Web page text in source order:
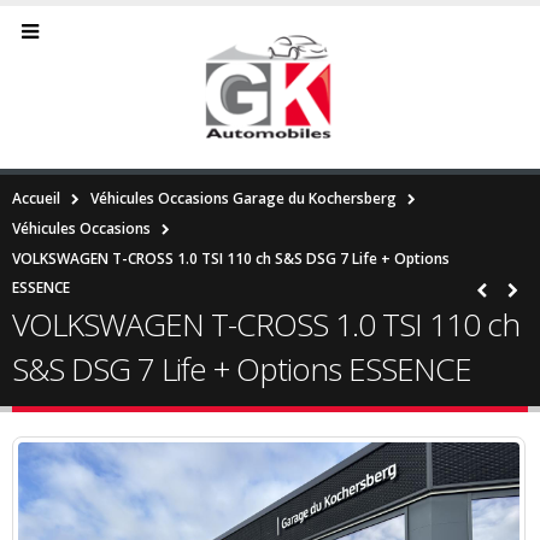
Accueil
Véhicules Occasions Garage du Kochersberg
Véhicules Occasions
VOLKSWAGEN T-CROSS 1.0 TSI 110 ch S&S DSG 7 Life + Options
ESSENCE
VOLKSWAGEN T-CROSS 1.0 TSI 110 ch
S&S DSG 7 Life + Options ESSENCE